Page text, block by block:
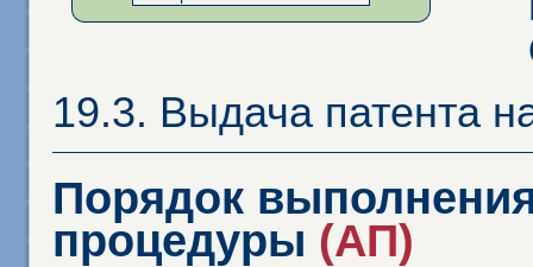
19.3. Выдача патента
Порядок
процедуры (АП)